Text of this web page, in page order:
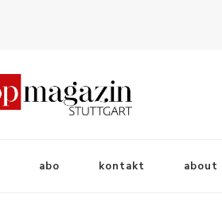
abo kontakt about